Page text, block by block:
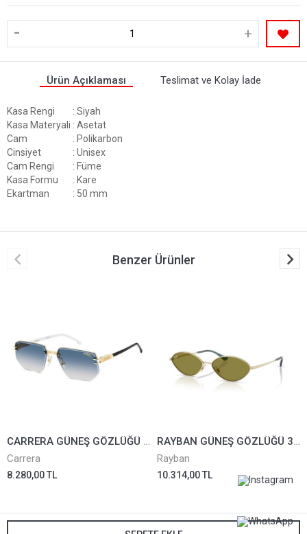
- +
Ürün Açıklaması Teslimat ve Kolay İade
Kasa Rengi
: Siyah
Kasa Materyali : Asetat
Cam
: Polikarbon
Cinsiyet
: Unisex
Cam Rengi
: Füme
Kasa Formu
: Kare
Ekartman
: 50 mm
Benzer Ürünler
CARRERA GÜNEŞ GÖZLÜĞÜ 1070/S-80S08
Carrera
8.280,00 TL
RAYBAN GÜNEŞ GÖZLÜĞÜ 3757-9213/2*59
Rayban
10.314,00 TL